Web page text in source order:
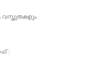
വസ്തുതകളും